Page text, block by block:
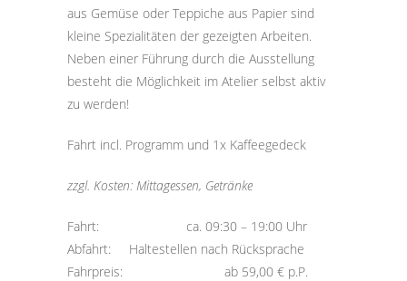
aus Gemüse oder Teppiche aus Papier sind
kleine Spezialitäten der gezeigten Arbeiten.
Neben einer Führung durch die Ausstellung
besteht die Möglichkeit im Atelier selbst aktiv
zu werden!
Fahrt incl. Programm und 1x Kaffeegedeck
zzgl. Kosten: Mittagessen, Getränke
Fahrt: ca. 09:30 – 19:00 Uhr
Abfahrt: Haltestellen nach Rücksprache
Fahrpreis: ab 59,00 € p.P.